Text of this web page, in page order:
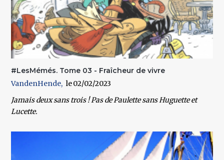
#LesMémés. Tome 03 - Fraîcheur de vivre
VandenHende
02/02/2023
Jamais deux sans trois ! Pas de Paulette sans Huguette et
Lucette.